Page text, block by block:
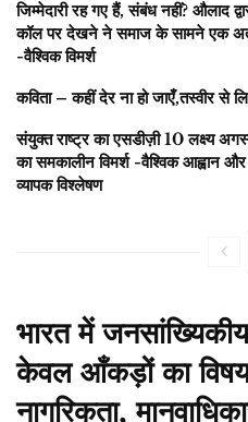
जिम्मेदारी रह गए हैं, संबंध नहीं? औलाद
कॉल पर देखने ने समाज के सामने एक
-वैश्विक विमर्श
कविता – कहीं देर ना हो जाएँ,तस्वीर से
संयुक्त राष्ट्र का एसडीज़ी 10 लक्ष्य
का समकालीन विमर्श -वैश्विक आह्वान
व्यापक विश्लेषण
भारत में
केवल आँकड़ों का विषय
नागरिकता,